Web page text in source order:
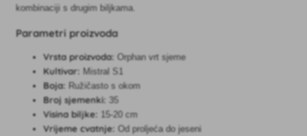
kombinaciji s drugim biljkama.
Parametri proizvoda
Vrsta proizvoda: Orphan vrt sjeme
Kultivar: Mistral S1
Boja: Ružičasto s okom
Broj sjemenki: 35
Visina biljke: 15-20 cm
Vrijeme cvatnje: Od proljeća do jeseni